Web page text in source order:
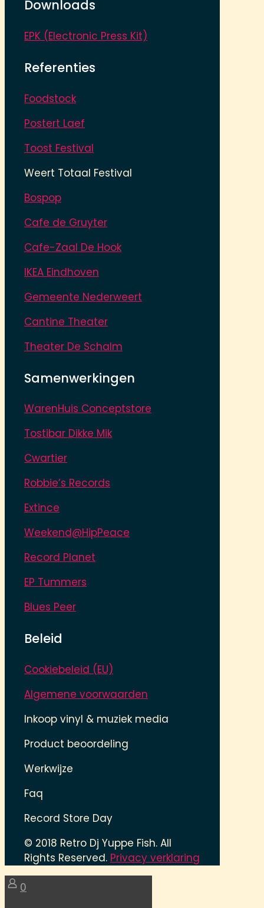
Downloads
EPK (Electronic Press Kit)
Referenties
Foodstock
Postert Laef
Toost Festival
Weert Totaal Festival
Bospop
Cafe de Gruyter
Cafe-Zaal De Hook
IKEA Eindhoven
Gemeente Nederweert
Cantine Theater
Theater De Schalm
Samenwerkingen
WarenHuis Conceptstore
Tostibar Dikke Mik
Cwartier
Robbie’s Records
Extince
Weekend@HipPeace
Record Planet
EP Tummers
Blues Peer
Beleid
Cookiebeleid (EU)
Algemene voorwaarden
Inkoop vinyl & muziek media
Product beoordeling
Werkwijze
Faq
Record Store Day
© 2018 Retro Dj Yuppe Fish. All
Rights Reserved. Privacy verklaring
0